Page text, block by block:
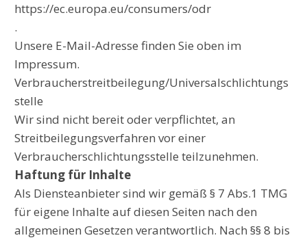
https://ec.europa.eu/consumers/odr
.
Unsere E-Mail-Adresse finden Sie oben im
Impressum.
Verbraucherstreitbeilegung/Universalschlichtungs
stelle
Wir sind nicht bereit oder verpflichtet, an
Streitbeilegungsverfahren vor einer
Verbraucherschlichtungsstelle teilzunehmen.
Haftung für Inhalte
Als Diensteanbieter sind wir gemäß § 7 Abs.1 TMG
für eigene Inhalte auf diesen Seiten nach den
allgemeinen Gesetzen verantwortlich. Nach §§ 8 bis